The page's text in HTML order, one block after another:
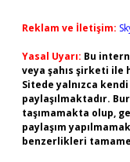
Reklam ve İletişim:
Yasal Uyarı: Bu
veya şahıs şirketi ile
Sitede yalnızca
paylaşılmaktadır.
taşımamakta olup,
paylaşım
benzerlikleri